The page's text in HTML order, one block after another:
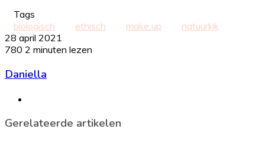
Tags
biologisch
ethisch make up
natuurlijk
28 april 2021
780 2 minuten lezen
Daniella
Gerelateerde artikelen